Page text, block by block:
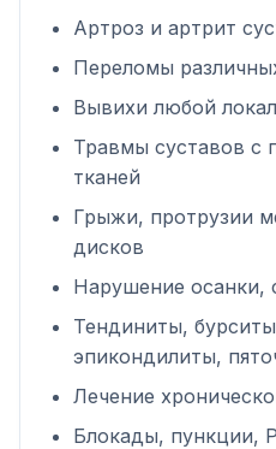
Артроз и артрит
Переломы
Вывихи любой
Травмы суставов с
тканей
Грыжи, протрузии
дисков
Нарушение осанки,
Тендиниты,
эпикондилиты,
Лечение
Блокады, пункции,